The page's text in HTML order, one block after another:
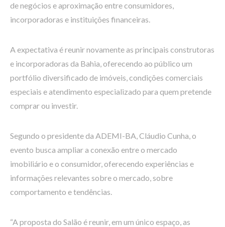
de negócios e aproximação entre consumidores,
incorporadoras e instituições financeiras.
A expectativa é reunir novamente as principais construtoras
e incorporadoras da Bahia, oferecendo ao público um
portfólio diversificado de imóveis, condições comerciais
especiais e atendimento especializado para quem pretende
comprar ou investir.
Segundo o presidente da ADEMI-BA, Cláudio Cunha, o
evento busca ampliar a conexão entre o mercado
imobiliário e o consumidor, oferecendo experiências e
informações relevantes sobre o mercado, sobre
comportamento e tendências.
“A proposta do Salão é reunir, em um único espaço, as